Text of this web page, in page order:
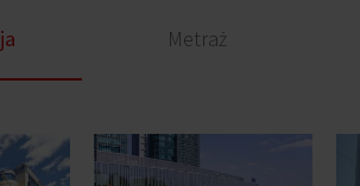
Metraż